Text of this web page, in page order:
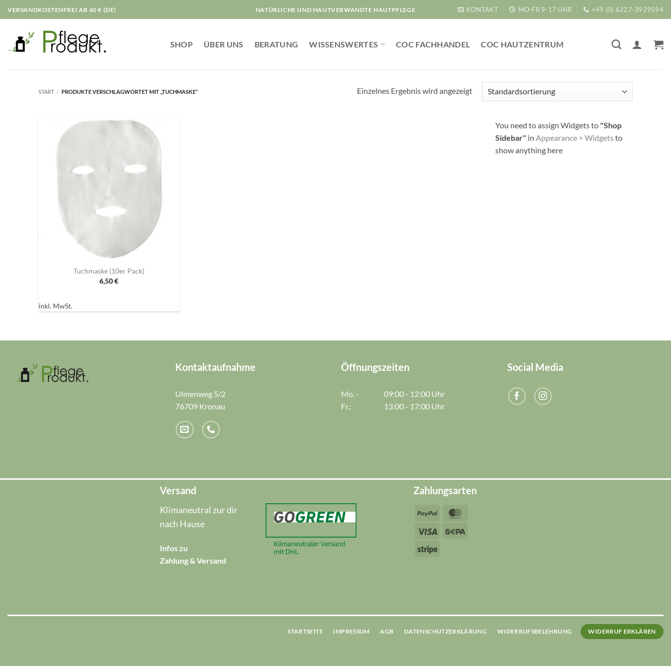
Zum
Inhalt
springen
VERSANDKOSTENFREI AB 60 € (DE) NATÜRLICHE UND HAUTVERWANDTE HAUTPFLEGE KONTAKT MO-FR 9-17 UHR +49 (0) 6227-3929594
SHOP ÜBER UNS BERATUNG WISSENSWERTES COC FACHHANDEL COC HAUTZENTRUM
START / PRODUKTE VERSCHLAGWORTET MIT „TUCHMASKE“ Einzelnes Ergebnis wird angezeigt
Tuchmaske (10er Pack)
6,50€
inkl. MwSt.
You need to assign Widgets to "Shop
Sidebar" in Appearance > Widgetsto
show anything here
Kontaktaufnahme
Ulmenweg 5/2
76709 Kronau
Öffnungszeiten
Mo. -
Fr.:
09:00 - 12:00 Uhr
13:00 - 17:00 Uhr
Social Media
Versand
Klimaneutral zur dir
nach Hause
Infos zu
Zahlung & Versand
Zahlungsarten
PayPal
Visa
Stripe
STARTSEITE IMPRESSUM AGB DATENSCHUTZERKLÄRUNG WIDERRUFSBELEHRUNG WIDERRUF ERKLÄREN